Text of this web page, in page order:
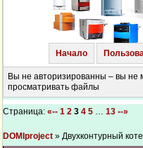
Начало
Вы не авторизированны – вы не
просматривать файлы
Страница: «-- 1 2 3 4 5 … 13 --»
DOMIproject » Двухконтурный